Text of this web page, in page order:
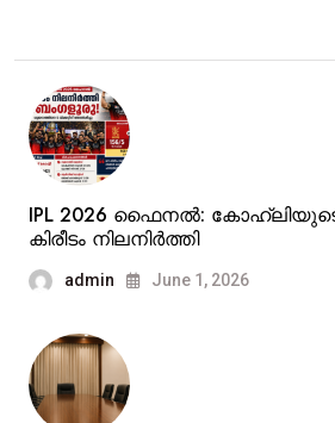
IPL 2026 ഫൈനൽ: കോഹ്‌ലിയുടെ
കിരീടം നിലനിർത്തി
admin June 1, 2026